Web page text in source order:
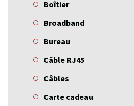
Boîtier
Broadband
Bureau
Câble RJ45
Câbles
Carte cadeau